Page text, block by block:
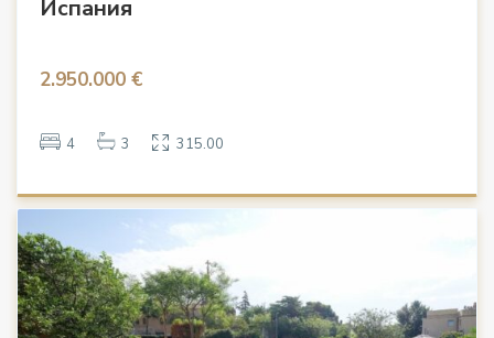
Испания
2.950.000 €
4 3 315.00